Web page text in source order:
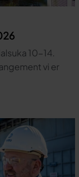
10-14.
vi er